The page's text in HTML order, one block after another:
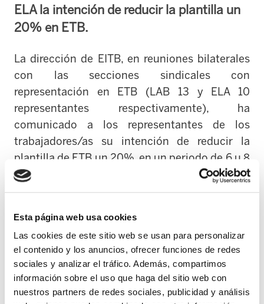
Esta página web usa cookies
Las cookies de este sitio web se usan para personalizar
el contenido y los anuncios, ofrecer funciones de redes
sociales y analizar el tráfico. Además, compartimos
información sobre el uso que haga del sitio web con
nuestros partners de redes sociales, publicidad y análisis
ELA la intención de reducir la plantilla un
20% en ETB.
La dirección de EITB, en reuniones bilaterales
con las secciones sindicales con
representación en ETB (LAB 13 y ELA 10
representantes respectivamente), ha
comunicado a los representantes de los
trabajadores/as su intención de reducir la
plantilla de ETB un 20%, en un periodo de 6 u 8
años. Esta reducción supondría la destrucción
de alrededor de 130 empleos en ETB. La
Gerente Jesús Elgezabal y el Director de RR.HH
Javier Salcedo, han motivado esta decisión,
entre otras razones, en los recortes de
financiación sufridos en los últimos años (50
millones desde 2009 a 2015), así como una